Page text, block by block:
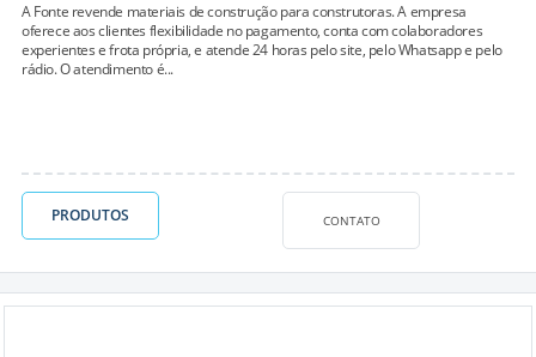
A Fonte revende materiais de construção para construtoras. A empresa
oferece aos clientes flexibilidade no pagamento, conta com colaboradores
experientes e frota própria, e atende 24 horas pelo site, pelo Whatsapp e pelo
rádio. O atendimento é...
PRODUTOS CONTATO